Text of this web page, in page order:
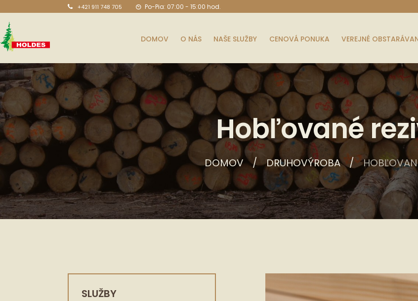
+421 911 748 705 Po-Pia: 07:00 - 15:00 hod.
DOMOV O NÁS NAŠE SLUŽBY CENOVÁ PONUKA VEREJNÉ
Hobľované
DOMOV DRUHOVÝROBA
SLUŽBY